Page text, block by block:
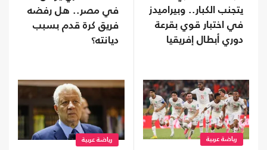
يتجنب الكبار.. وبيراميدز
في اختبار قوي بقرعة
دوري أبطال إفريقيا
في مصر.. هل رفضه
فريق كرة قدم بسبب
ديانته؟
رياضة عربية رياضة عربية